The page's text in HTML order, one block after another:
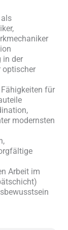
in der
optischer
für
modernsten
Arbeit im